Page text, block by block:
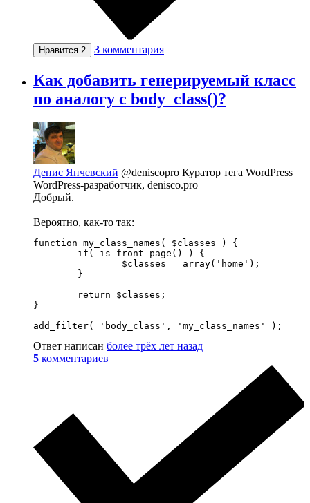
Нравится 2 3 комментария
Как добавить генерируемый класс
по аналогу с body_class()?
Денис Янчевский @deniscopro Куратор тега WordPress
WordPress-разработчик, denisco.pro
Добрый.
Вероятно, как-то так:
function my_class_names( $classes ) {
}
add_filter( 'body_class', 'my_class_names' );
Ответ написан более трёх лет назад
5 комментариев